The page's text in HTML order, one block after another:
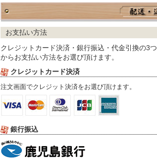
お支払い方法
クレジットカード決済・銀行振込・代金引換の3つ
からお支払い方法をお選び頂けます。
クレジットカード決済
注文画面でクレジット決済をお選び頂けます。
銀行振込